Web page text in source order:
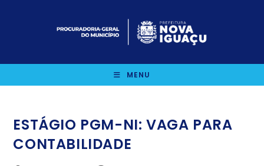
MENU
ESTÁGIO PGM-NI: VAGA PARA
CONTABILIDADE